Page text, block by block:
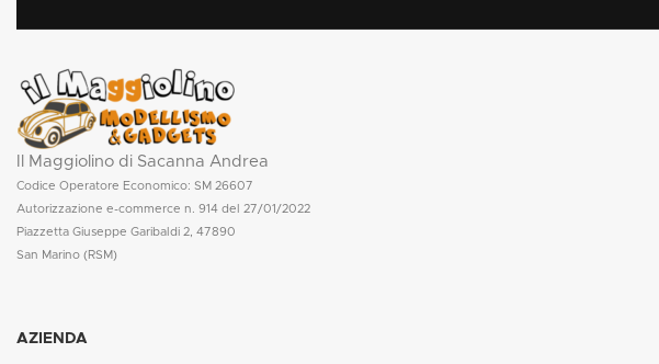
Il Maggiolino di Sacanna Andrea
Codice Operatore Economico: SM 26607
Autorizzazione e-commerce n. 914 del 27/01/2022
Piazzetta Giuseppe Garibaldi 2, 47890
San Marino (RSM)
AZIENDA